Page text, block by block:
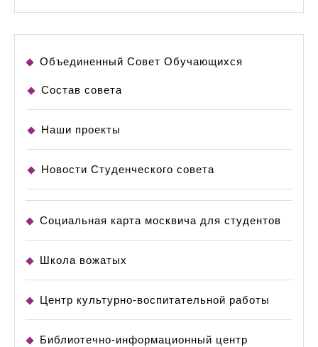
Объединенный Совет Обучающихся
Состав совета
Наши проекты
Новости Студенческого совета
Социальная карта москвича для студентов
Школа вожатых
Центр культурно-воспитательной работы
Библиотечно-информационный центр